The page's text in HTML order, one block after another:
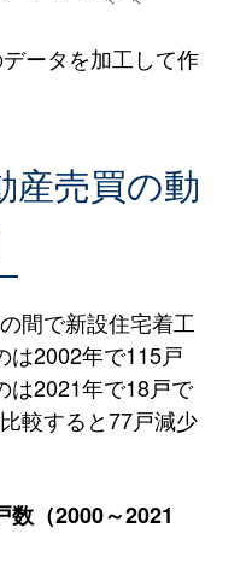
ータを加工して作
産売買の動
間で新設住宅着工
は2002年で115戸
は2021年で18戸で
較すると77戸減少
数（2000～2021